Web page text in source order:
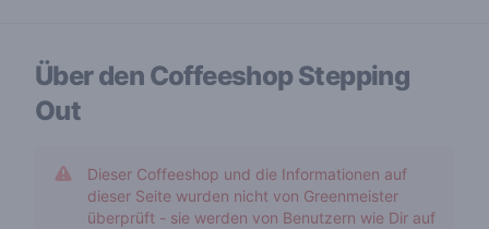
Über den CoffeeshopStepping
Out
Dieser Coffeeshop und die Informationen auf
dieser Seite wurden nicht von Greenmeister
überprüft - sie werden von Benutzern wie Dir auf